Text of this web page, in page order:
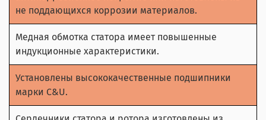
не поддающихся коррозии материалов.
Медная обмотка статора имеет повышенные
индукционные характеристики.
Установлены высококачественные подшипники
марки C&U.